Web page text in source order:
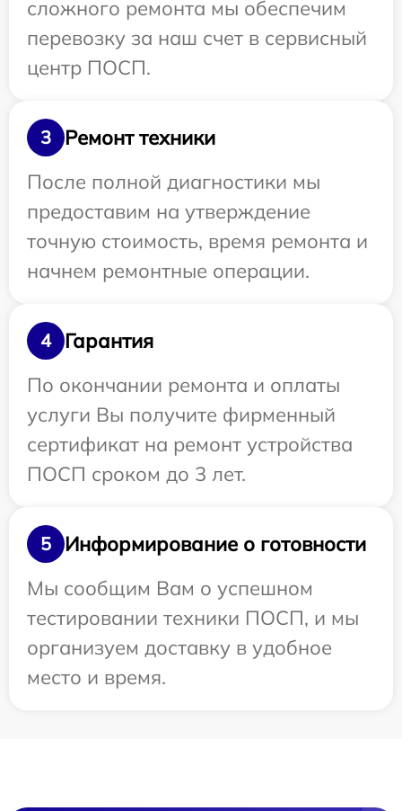
сложного ремонта мы обеспечим
перевозку за наш счет в сервисный
центр ПОСП.
3
Ремонт техники
После полной диагностики мы
предоставим на утверждение
точную стоимость, время ремонта и
начнем ремонтные операции.
4
Гарантия
По окончании ремонта и оплаты
услуги Вы получите фирменный
сертификат на ремонт устройства
ПОСП сроком до 3 лет.
5
Информирование о готовности
Мы сообщим Вам о успешном
тестировании техники ПОСП, и мы
организуем доставку в удобное
место и время.